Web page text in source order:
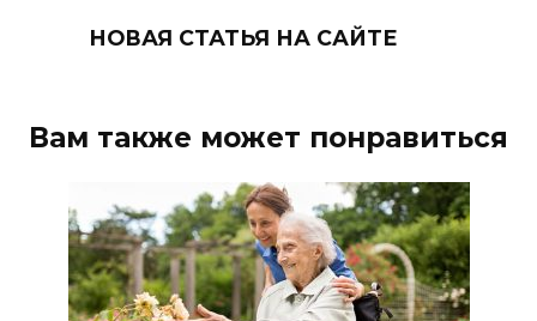
НОВАЯ СТАТЬЯ НА САЙТЕ
Вам также может понравиться